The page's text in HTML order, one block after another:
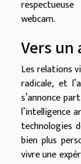
webcam.
Vers un
Les relations
radicale, et
s’annonce
l’intelligence
technologies
bien plus
vivre une